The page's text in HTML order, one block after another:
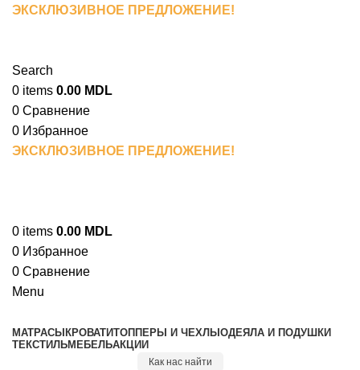
ЭКСКЛЮЗИВНОЕ ПРЕДЛОЖЕНИЕ!
Search
0 items 0.00 MDL
0 Сравнение
0 Избранное
ЭКСКЛЮЗИВНОЕ ПРЕДЛОЖЕНИЕ!
0 items 0.00 MDL
0 Избранное
0 Сравнение
Menu
МАТРАСЫ КРОВАТИТОППЕРЫ И ЧЕХЛЫ ОДЕЯЛА И ПОДУШКИ
ТЕКСТИЛЬМЕБЕЛЬАКЦИИ
Как нас найти